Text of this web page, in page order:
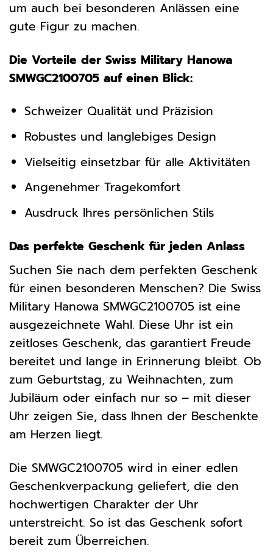
um auch bei besonderen Anlässen eine
gute Figur zu machen.
Die Vorteile der Swiss Military Hanowa
SMWGC2100705 auf einen Blick:
Schweizer Qualität und Präzision
Robustes und langlebiges Design
Vielseitig einsetzbar für alle Aktivitäten
Angenehmer Tragekomfort
Ausdruck Ihres persönlichen Stils
Das perfekte Geschenk für jeden Anlass
Suchen Sie nach dem perfekten Geschenk
für einen besonderen Menschen? Die Swiss
Military Hanowa SMWGC2100705 ist eine
ausgezeichnete Wahl. Diese Uhr ist ein
zeitloses Geschenk, das garantiert Freude
bereitet und lange in Erinnerung bleibt. Ob
zum Geburtstag, zu Weihnachten, zum
Jubiläum oder einfach nur so – mit dieser
Uhr zeigen Sie, dass Ihnen der Beschenkte
am Herzen liegt.
Die SMWGC2100705 wird in einer edlen
Geschenkverpackung geliefert, die den
hochwertigen Charakter der Uhr
unterstreicht. So ist das Geschenk sofort
bereit zum Überreichen.